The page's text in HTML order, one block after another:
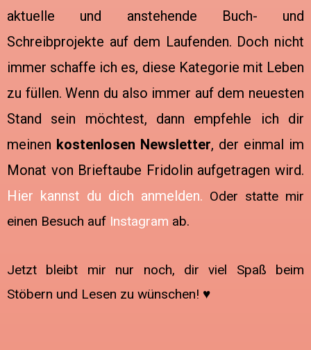
aktuelle und anstehende Buch- und
Schreibprojekte auf dem Laufenden. Doch nicht
immer schaffe ich es, diese Kategorie mit Leben
zu füllen. Wenn du also immer auf dem neuesten
Stand sein möchtest, dann empfehle ich dir
meinen kostenlosen Newsletter, der einmal im
Monat von Brieftaube Fridolin aufgetragen wird.
Hier kannst du dich anmelden. Oder statte mir
einen Besuch auf Instagram ab.
Jetzt bleibt mir nur noch, dir viel Spaß beim
Stöbern und Lesen zu wünschen! ♥